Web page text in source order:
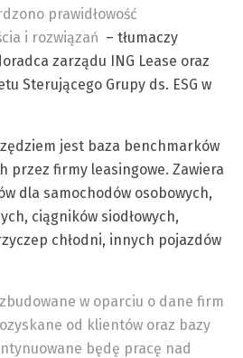
prawidłowość
i rozwiązań – tłumaczy
zarządu ING Lease oraz
Sterującego Grupy ds. ESG w
jest baza benchmarków
przez firmy leasingowe. Zawiera
dla samochodów osobowych,
ciągników siodłowych,
chłodni, innych pojazdów
w oparciu o dane firm
od klientów oraz bazy
będę pracę nad